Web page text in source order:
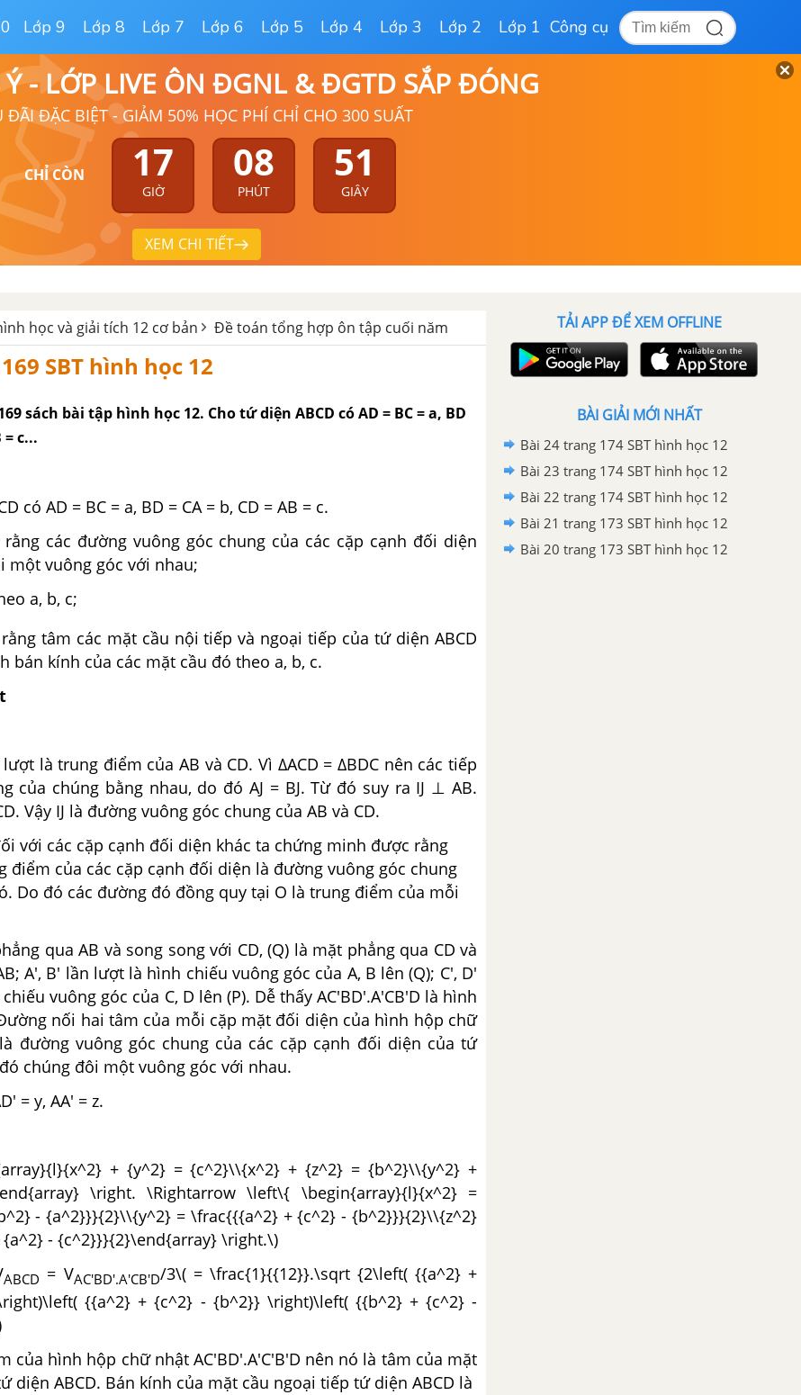
Lớp 9 Lớp 8 Lớp 7 Lớp 6 Lớp 5 Lớp 4 Lớp 3 Lớp 2 Lớp 1 Công cụ
Ý - LỚP LIVE ÔN ĐGNL & ĐGTD SẮP ĐÓNG
ĐÃI ĐẶC BIỆT - GIẢM 50% HỌC PHÍ CHỈ CHO 300 SUẤT
CHỈ CÒN 17
GIỜ
08
PHÚT
50
GIÂY
XEM CHI TIẾT
học và giải tích 12 cơ bản Đề toán tổng hợp ôn tập cuối năm
SBT hình học 12
sách bài tập hình học 12. Cho tứ diện ABCD có AD = BC = a, BD
= c...
có AD = BC = a, BD = CA = b, CD = AB = c.
các đường vuông góc chung của các cặp cạnh đối diện
một vuông góc với nhau;
a, b, c;
tâm các mặt cầu nội tiếp và ngoại tiếp của tứ diện ABCD
bán kính của các mặt cầu đó theo a, b, c.
là trung điểm của AB và CD. Vì ΔACD = ΔBDC nên các tiếp
của chúng bằng nhau, do đó AJ = BJ. Từ đó suy ra IJ ⊥ AB.
Vậy IJ là đường vuông góc chung của AB và CD.
với các cặp cạnh đối diện khác ta chứng minh được rằng
điểm của các cặp cạnh đối diện là đường vuông góc chung
Do đó các đường đó đồng quy tại O là trung điểm của mỗi
qua AB và song song với CD, (Q) là mặt phẳng qua CD và
A', B' lần lượt là hình chiếu vuông góc của A, B lên (Q); C', D'
vuông góc của C, D lên (P). Dễ thấy AC'BD'.A'CB'D là hình
nối hai tâm của mỗi cặp mặt đối diện của hình hộp chữ
đường vuông góc chung của các cặp cạnh đối diện của tứ
chúng đôi một vuông góc với nhau.
= y, AA' = z.
+ {y^2} = {c^2}\\{x^2} + {z^2} = {b^2}\\{y^2} +
\right. \Rightarrow \left\{ \begin{array}{l}{x^2} =
- {a^2}}}{2}\\{y^2} = \frac{{{a^2} + {c^2} - {b^2}}}{2}\\{z^2}
- {c^2}}}{2}\end{array} \right.\)
ABCD = VAC'BD'.A'CB'D/3\( = \frac{1}{{12}}.\sqrt {2\left( {{a^2} +
{{a^2} + {c^2} - {b^2}} \right)\left( {{b^2} + {c^2} -
của hình hộp chữ nhật AC'BD'.A'C'B'D nên nó là tâm của mặt
diện ABCD. Bán kính của mặt cầu ngoại tiếp tứ diện ABCD là
TẢI APP ĐỂ XEM OFFLINE
BÀI GIẢI MỚI NHẤT
Bài 24 trang 174 SBT hình học 12
Bài 23 trang 174 SBT hình học 12
Bài 22 trang 174 SBT hình học 12
Bài 21 trang 173 SBT hình học 12
Bài 20 trang 173 SBT hình học 12